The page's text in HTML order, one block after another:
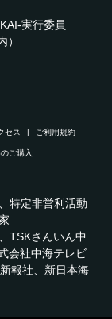
実行委員
セス ご利用規約
ご購入
特定非営利活動
TSKさんいん中
会社中海テレビ
報社、新日本海